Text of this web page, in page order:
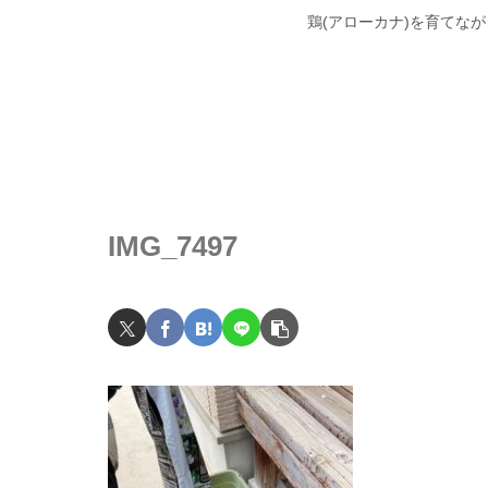
鶏(アローカナ)を育てな
IMG_7497